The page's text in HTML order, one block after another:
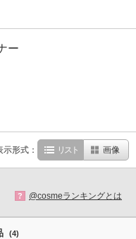
ー
示形式： リスト 画像
? @cosmeランキングとは
(4)